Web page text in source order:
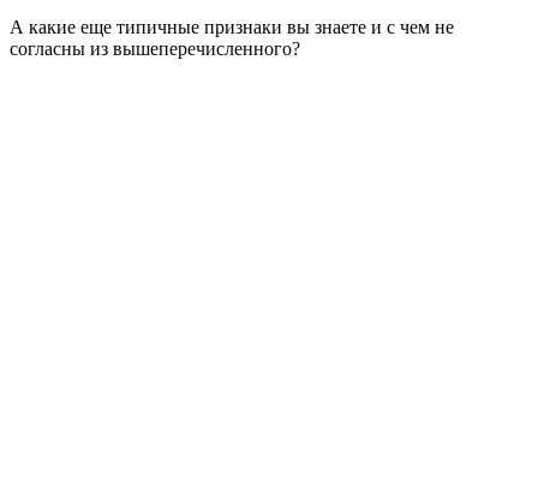
А какие еще типичные признаки вы знаете и с чем не
согласны из вышеперечисленного?